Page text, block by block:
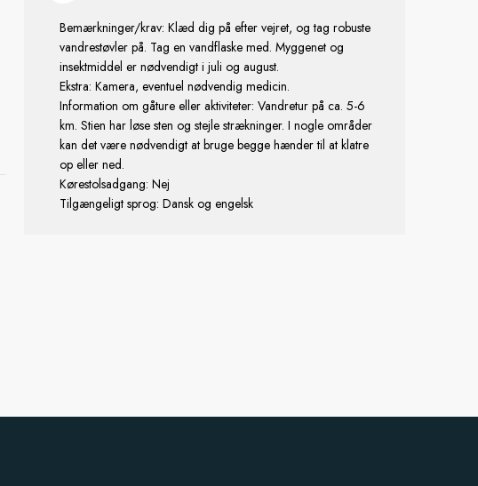
Bemærkninger/krav: Klæd dig på efter vejret, og tag robuste
vandrestøvler på. Tag en vandflaske med. Myggenet og
insektmiddel er nødvendigt i juli og august.
Ekstra: Kamera, eventuel nødvendig medicin.
Information om gåture eller aktiviteter: Vandretur på ca. 5-6
km. Stien har løse sten og stejle strækninger. I nogle områder
kan det være nødvendigt at bruge begge hænder til at klatre
op eller ned.
Kørestolsadgang: Nej
Tilgængeligt sprog: Dansk og engelsk